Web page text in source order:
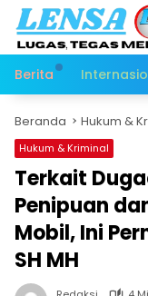
Langsung
konten
Berita
Beranda Hukum &
Hukum & Kriminal
Terkait
Penipuan
Mobil, Ini
SH MH